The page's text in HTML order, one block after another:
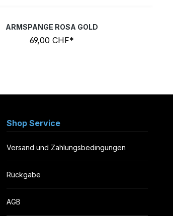
ARMSPANGE ROSA GOLD
69,00 CHF*
Shop Service
Versand und Zahlungsbedingungen
Rückgabe
AGB